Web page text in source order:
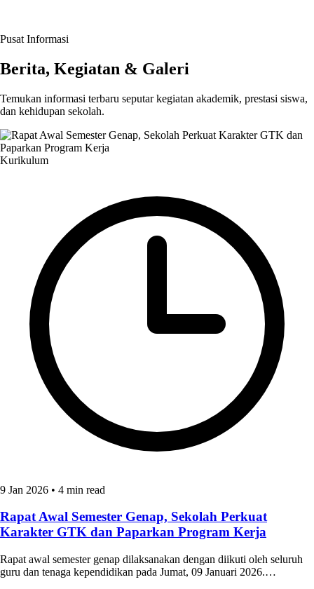
Pusat Informasi
Berita, Kegiatan & Galeri
Temukan informasi terbaru seputar kegiatan akademik, prestasi siswa,
dan kehidupan sekolah.
Kurikulum
9 Jan 2026 • 4 min read
Rapat Awal Semester Genap, Sekolah Perkuat
Karakter GTK dan Paparkan Program Kerja
Rapat awal semester genap dilaksanakan dengan diikuti oleh seluruh
guru dan tenaga kependidikan pada Jumat, 09 Januari 2026.…